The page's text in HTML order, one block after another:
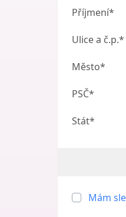
Příjmení*
Ulice a č.p.*
Město*
PSČ*
Stát*
Mám